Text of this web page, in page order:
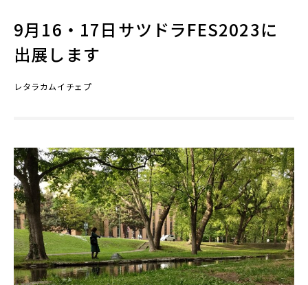
9月16・17日サツドラFES2023に
出展します
レタラカムイチェプ